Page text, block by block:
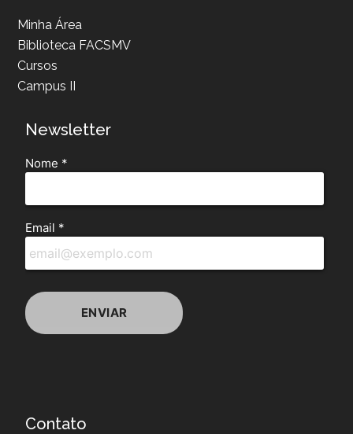
Minha Área
Biblioteca FACSMV
Cursos
Campus II
Newsletter
Contato